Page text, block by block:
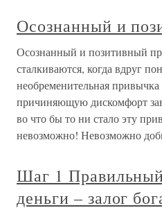
Осознанный и
Осознанный и позитивный
сталкиваются, когда вдруг
необременительная привычка
причиняющую дискомфорт
во что бы то ни стало эту
невозможно! Невозможно
Шаг 1
деньги – залог